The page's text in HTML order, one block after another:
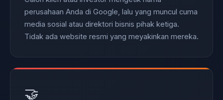
perusahaan Anda di Google, lalu yang muncul cuma
media sosial atau direktori bisnis pihak ketiga.
Tidak ada website resmi yang meyakinkan mereka.
🤝